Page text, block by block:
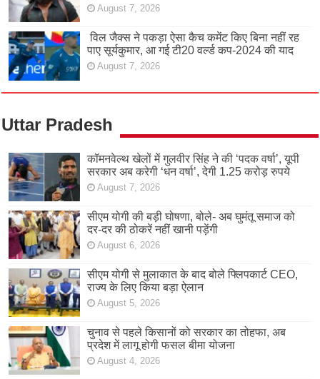
August 7, 2026
विल जैक्स ने पकड़ा ऐसा कैच कमेंट किए बिना नहीं रह
पाए सूर्यकुमार, आ गई टी20 वर्ल्ड कप-2024 की याद
August 7, 2026
Uttar Pradesh
कॉमनवेल्थ खेलों में गुलवीर सिंह ने की ‘पदक वर्षा’, यूपी
सरकार अब करेगी ‘धन वर्षा’, देगी 1.25 करोड़ रुपये
August 7, 2026
सीएम योगी की बड़ी घोषणा, बोले- अब घुमंतू समाज को
दर-दर की ठोकरें नहीं खानी पड़ेंगी
August 6, 2026
सीएम योगी से मुलाकात के बाद बोले फ्लिपकार्ट CEO,
राज्य के लिए किया बड़ा ऐलान
August 5, 2026
चुनाव से पहले किसानों को सरकार का तोहफा, अब
प्रदेश में लागू होगी फसल बीमा योजना
August 4, 2026